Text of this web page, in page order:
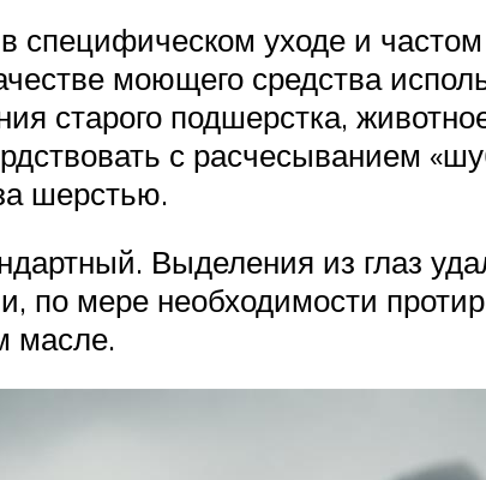
специфическом уходе и
моющего средства
старого подшерстка,
с расчесыванием
шерстью.
Выделения из глаз
по мере необходимости
масле.